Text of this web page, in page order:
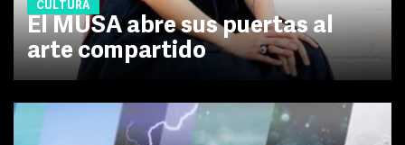
CULTURA
El MUSA abre sus puertas al
arte compartido